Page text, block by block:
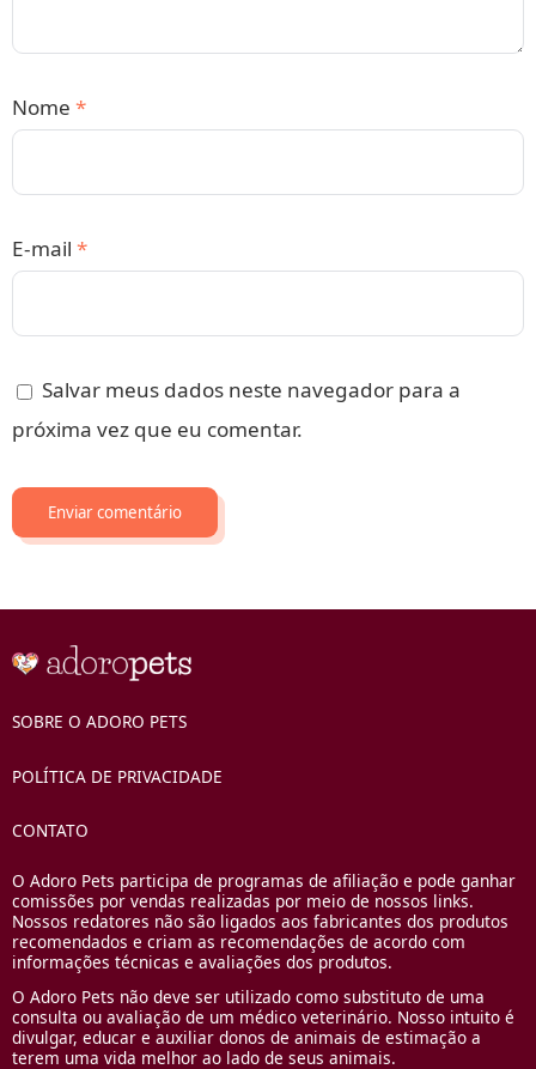
Nome *
E-mail *
Salvar meus dados neste navegador para a
próxima vez que eu comentar.
SOBRE O ADORO PETS
POLÍTICA DE PRIVACIDADE
CONTATO
O Adoro Pets participa de programas de afiliação e pode ganhar
comissões por vendas realizadas por meio de nossos links.
Nossos redatores não são ligados aos fabricantes dos produtos
recomendados e criam as recomendações de acordo com
informações técnicas e avaliações dos produtos.
O Adoro Pets não deve ser utilizado como substituto de uma
consulta ou avaliação de um médico veterinário. Nosso intuito é
divulgar, educar e auxiliar donos de animais de estimação a
terem uma vida melhor ao lado de seus animais.